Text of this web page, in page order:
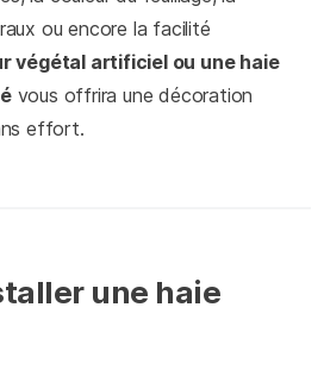
ou encore la facilité
végétal artificiel ou une haie
vous offrira une décoration
effort.
une haie